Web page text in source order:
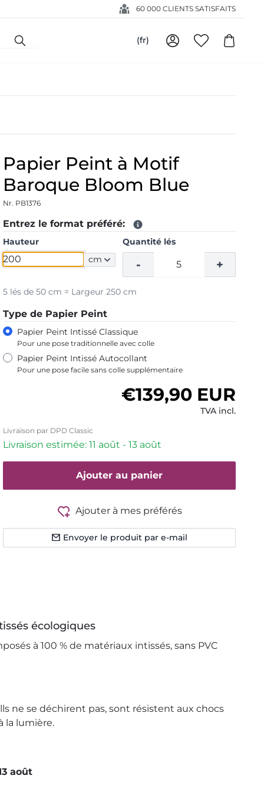
60 000 CLIENTS SATISFAITS
(fr)
Papier Peint à Motif
Baroque Bloom Blue
Nr. PB1376
Entrez le format préféré:
Hauteur
cm
Quantité lés
- +
5 lés de 50 cm = Largeur 250 cm
Type de Papier Peint
Papier Peint Intissé Classique
Pour une pose traditionnelle avec colle
Papier Peint Intissé Autocollant
Pour une pose facile sans colle supplémentaire
Prix habituel
€139,90 EUR
TVA incl.
Livraison par DPD Classic
Livraison estimée: 11 août - 13 août
Ajouter au panier
Ajouter à mes préférés
Envoyer le produit par e-mail
écologiques
à 100 % de matériaux intissés, sans PVC
ne se déchirent pas, sont résistent aux chocs
la lumière.
août